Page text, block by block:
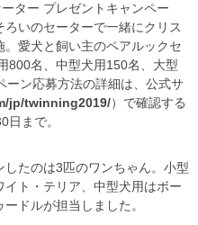
ター プレゼントキャンペー
いのセーターで一緒にクリス
愛犬と飼い主のペアルックセ
800名、中型犬用150名、大型
ーン応募方法の詳細は、公式サ
jp/twinning2019/）で確認する
日まで。
たのは3匹のワンちゃん。小型
ト・テリア、中型犬用はボー
ドルが担当しました。